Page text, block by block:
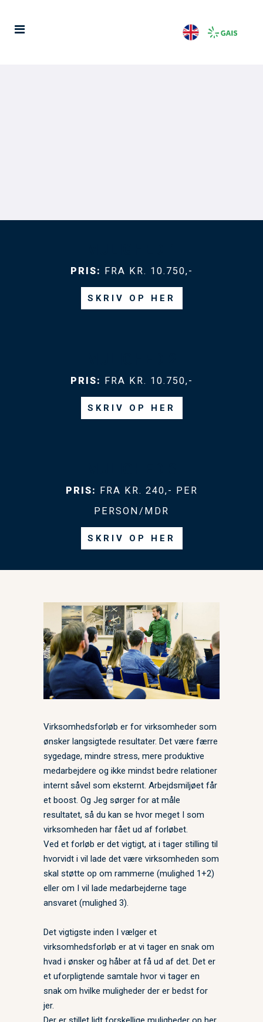
PRIS: FRA KR. 10.750,-
SKRIV OP HER
PRIS: FRA KR. 10.750,-
SKRIV OP HER
PRIS: FRA KR. 240,- PER
PERSON/MDR
SKRIV OP HER
Virksomhedsforløb er for virksomheder som
ønsker langsigtede resultater. Det være færre
sygedage, mindre stress, mere produktive
medarbejdere og ikke mindst bedre relationer
internt såvel som eksternt. Arbejdsmiljøet får
et boost. Og Jeg sørger for at måle
resultatet, så du kan se hvor meget I som
virksomheden har fået ud af forløbet.
Ved et forløb er det vigtigt, at i tager stilling til
hvorvidt i vil lade det være virksomheden som
skal støtte op om rammerne (mulighed 1+2)
eller om I vil lade medarbejderne tage
ansvaret (mulighed 3).
Det vigtigste inden I vælger et
virksomhedsforløb er at vi tager en snak om
hvad i ønsker og håber at få ud af det. Det er
et uforpligtende samtale hvor vi tager en
snak om hvilke muligheder der er bedst for
jer.